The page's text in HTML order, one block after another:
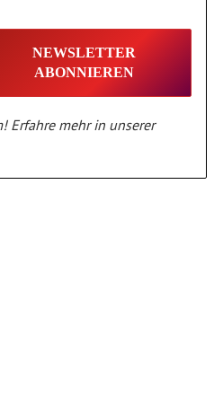
Erfahre mehr in unserer
Alternative: